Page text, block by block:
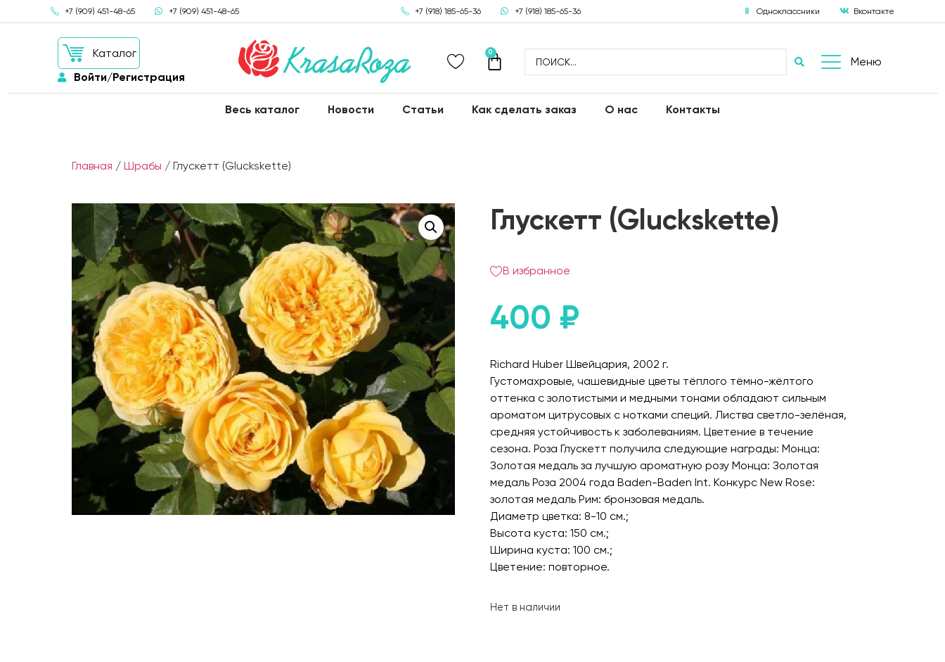
+7 (909) 451-48-65 +7 (909) 451-48-65 +7 (918) 185-65-36 +7 (918) 185-65-36 Одноклассники Вконтакте
Каталог
Войти/Регистрация
0
Меню
Весь каталог Новости Статьи Как сделать заказ О нас Контакты
Главная / Шрабы / Глускетт (Gluckskette)
Глускетт (Gluckskette)
В избранное
400 ₽
Richard Huber Швейцария, 2002 г.
Густомахровые, чашевидные цветы тёплого тёмно-жёлтого
оттенка с золотистыми и медными тонами обладают сильным
ароматом цитрусовых с нотками специй. Листва светло-зелёная,
средняя устойчивость к заболеваниям. Цветение в течение
сезона. Роза Глускетт получила следующие награды: Монца:
Золотая медаль за лучшую ароматную розу Монца: Золотая
медаль Роза 2004 года Baden-Baden Int. Конкурс New Rose:
золотая медаль Рим: бронзовая медаль.
Диаметр цветка: 8-10 см.;
Высота куста: 150 см.;
Ширина куста: 100 см.;
Цветение: повторное.
Нет в наличии